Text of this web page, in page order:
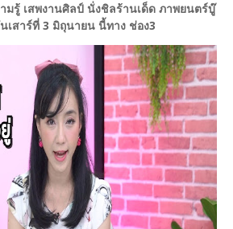
มรู้ เสพงานศิลป์ นั่งชิลร้านเด็ด ภาพยนตร์บู๊
เสาร์ที่ 3 มิถุนายน นี้ทาง ช่อง3